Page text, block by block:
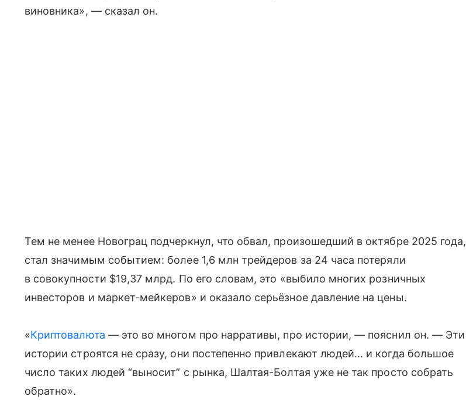
виновника», — сказал он.
Тем не менее Новограц подчеркнул, что обвал, произошедший в октябре 2025 года,
стал значимым событием: более 1,6 млн трейдеров за 24 часа потеряли
в совокупности $19,37 млрд. По его словам, это «выбило многих розничных
инвесторов и маркет-мейкеров» и оказало серьёзное давление на цены.
«Криптовалюта — это во многом про нарративы, про истории, — пояснил он. — Эти
истории строятся не сразу, они постепенно привлекают людей… и когда большое
число таких людей “выносит” с рынка, Шалтая-Болтая уже не так просто собрать
обратно».